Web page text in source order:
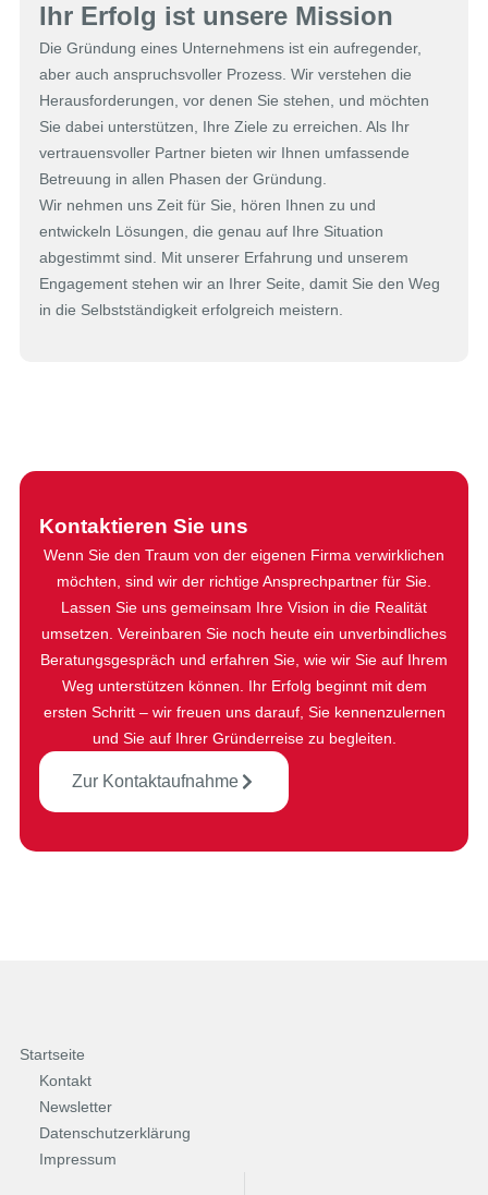
Ihr Erfolg ist unsere Mission
Die Gründung eines Unternehmens ist ein aufregender,
aber auch anspruchsvoller Prozess. Wir verstehen die
Herausforderungen, vor denen Sie stehen, und möchten
Sie dabei unterstützen, Ihre Ziele zu erreichen. Als Ihr
vertrauensvoller Partner bieten wir Ihnen umfassende
Betreuung in allen Phasen der Gründung.
Wir nehmen uns Zeit für Sie, hören Ihnen zu und
entwickeln Lösungen, die genau auf Ihre Situation
abgestimmt sind. Mit unserer Erfahrung und unserem
Engagement stehen wir an Ihrer Seite, damit Sie den Weg
in die Selbstständigkeit erfolgreich meistern.
Kontaktieren Sie uns
Wenn Sie den Traum von der eigenen Firma verwirklichen
möchten, sind wir der richtige Ansprechpartner für Sie.
Lassen Sie uns gemeinsam Ihre Vision in die Realität
umsetzen. Vereinbaren Sie noch heute ein unverbindliches
Beratungsgespräch und erfahren Sie, wie wir Sie auf Ihrem
Weg unterstützen können. Ihr Erfolg beginnt mit dem
ersten Schritt – wir freuen uns darauf, Sie kennenzulernen
und Sie auf Ihrer Gründerreise zu begleiten.
Zur Kontaktaufnahme
Startseite
Kontakt
Newsletter
Datenschutzerklärung
Impressum